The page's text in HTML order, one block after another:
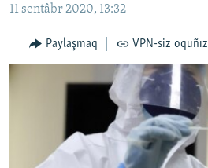
qaytmaq
qaytmaq
CEMİYET
MEDENİYET
BLOGLAR
11 sentâbr 2020, 13:32
Paylaşmaq VPN-siz oquñız